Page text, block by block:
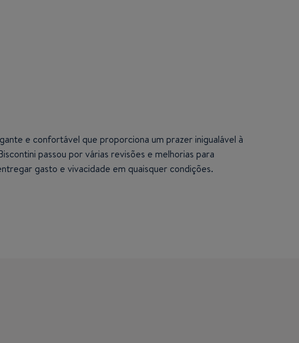
e confortável que proporciona um prazer inigualável à
passou por várias revisões e melhorias para
gasto e vivacidade em quaisquer condições.